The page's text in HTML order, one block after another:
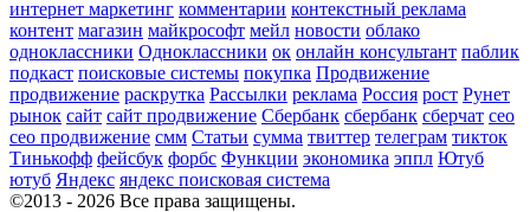
интернет маркетинг комментарии контекстный реклама
контент магазин майкрософт мейл новости облако
одноклассники Одноклассники ок онлайн консультант паблик
подкаст поисковые системы покупка Продвижение
продвижение раскрутка Рассылки реклама Россия рост Рунет
рынок сайт сайт продвижение Сбербанк сбербанк сберчат сео
сео продвижение смм Статьи сумма твиттер телеграм тикток
Тинькофф фейсбук форбс Функции экономика эппл Ютуб
ютуб Яндекс яндекс поисковая система
©2013 - 2026 Все права защищены.